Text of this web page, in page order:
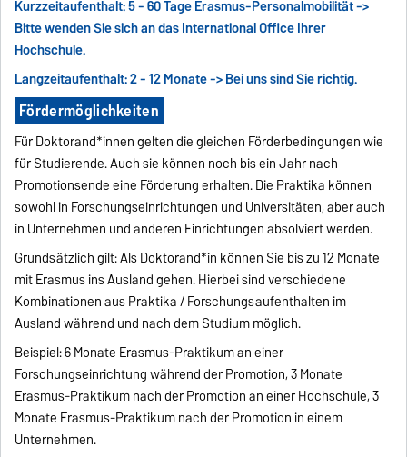
Kurzzeitaufenthalt: 5 - 60 Tage Erasmus-Personalmobilität ->
Bitte wenden Sie sich an das International Office Ihrer
Hochschule.
Langzeitaufenthalt: 2 - 12 Monate -> Bei uns sind Sie richtig.
Fördermöglichkeiten
Für Doktorand*innen gelten die gleichen Förderbedingungen wie
für Studierende. Auch sie können noch bis ein Jahr nach
Promotionsende eine Förderung erhalten. Die Praktika können
sowohl in Forschungseinrichtungen und Universitäten, aber auch
in Unternehmen und anderen Einrichtungen absolviert werden.
Grundsätzlich gilt: Als Doktorand*in können Sie bis zu 12 Monate
mit Erasmus ins Ausland gehen. Hierbei sind verschiedene
Kombinationen aus Praktika / Forschungsaufenthalten im
Ausland während und nach dem Studium möglich.
Beispiel: 6 Monate Erasmus-Praktikum an einer
Forschungseinrichtung während der Promotion, 3 Monate
Erasmus-Praktikum nach der Promotion an einer Hochschule, 3
Monate Erasmus-Praktikum nach der Promotion in einem
Unternehmen.